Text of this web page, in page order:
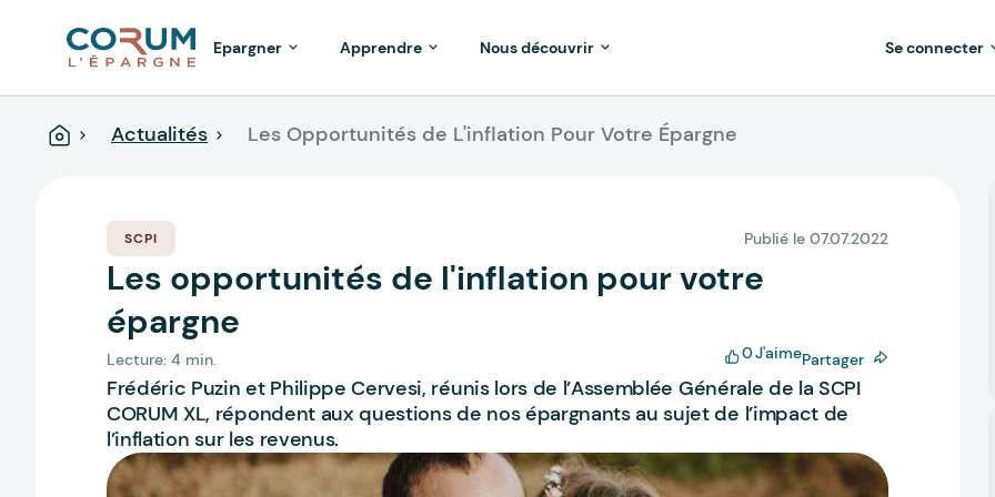
AccueilActualités Les Opportunités de L'inflation Pour Votre Épargne
Epargner Apprendre Nous découvrir Se connecter
SCPI Publié le 07.07.2022
Les opportunités de l'inflation pour votre
épargne
Lecture: 4 min. 0J'aimePartager
Frédéric Puzin et Philippe Cervesi, réunis lors de l’Assemblée Générale de la SCPI
CORUM XL, répondent aux questions de nos épargnants au sujet de l’impact de
l’inflation sur les revenus.